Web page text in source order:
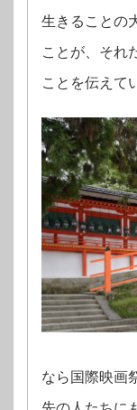
生きることの
ことが、それ
ことを伝えて
なら国際映画